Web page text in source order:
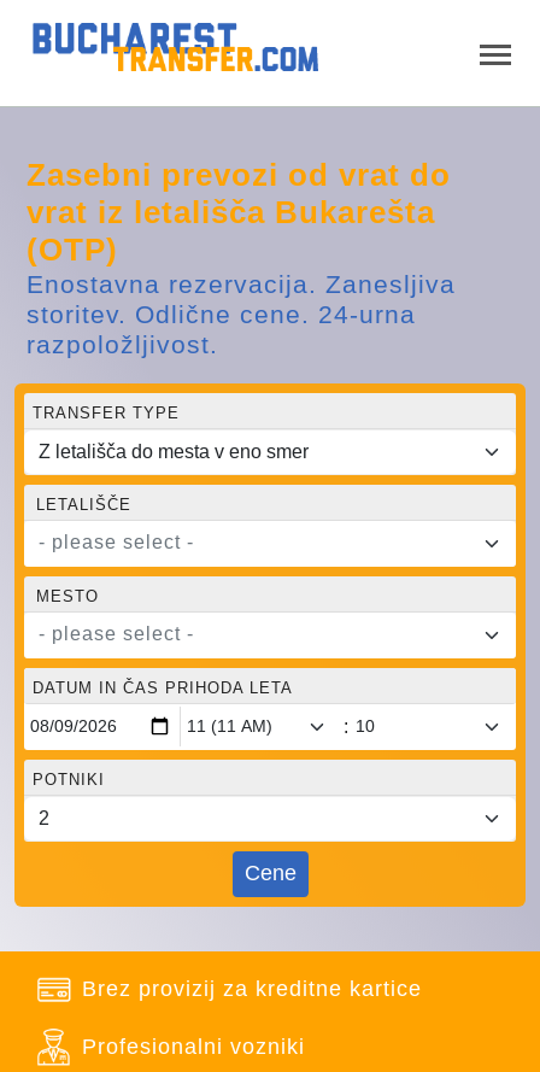
Zasebni prevozi od vrat do
vrat iz letališča Bukarešta
(OTP)
Enostavna rezervacija. Zanesljiva
storitev. Odlične cene. 24-urna
razpoložljivost.
TRANSFER TYPE
LETALIŠČE
- please select -
MESTO
- please select -
DATUM IN ČAS PRIHODA LETA
:
POTNIKI
Cene
Brez provizij za kreditne kartice
Profesionalni vozniki